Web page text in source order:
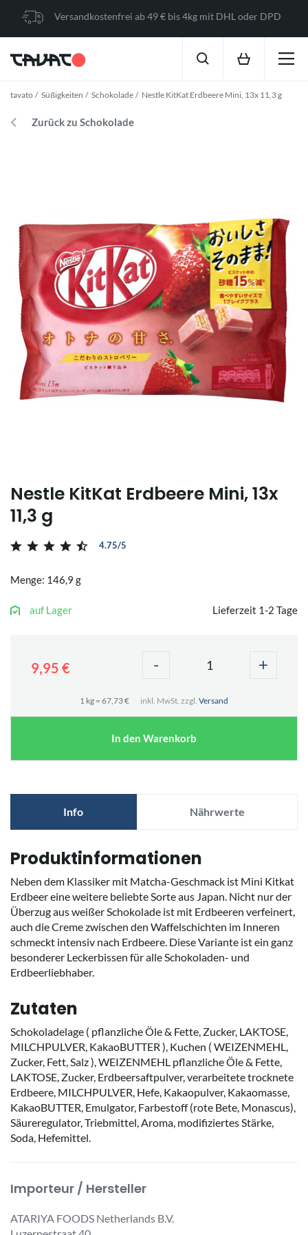
Versandkostenfrei ab 49 € bis 4kg mit DHL oder DPD
tavato Süßigkeiten Schokolade Nestle KitKat Erdbeere Mini, 13x 11,3 g
Zurück zu Schokolade
Nestle KitKat Erdbeere Mini, 13x
11,3 g
4.75/5
Menge: 146,9 g
auf Lager Lieferzeit 1-2 Tage
9,95 € - +
1 kg = 67,73 € inkl. MwSt. zzgl. Versand
In den Warenkorb
Info Nährwerte
Produktinformationen
Neben dem Klassiker mit Matcha-Geschmack ist Mini Kitkat
Erdbeer eine weitere beliebte Sorte aus Japan. Nicht nur der
Überzug aus weißer Schokolade ist mit Erdbeeren verfeinert,
auch die Creme zwischen den Waffelschichten im Inneren
schmeckt intensiv nach Erdbeere. Diese Variante ist ein ganz
besonderer Leckerbissen für alle Schokoladen- und
Erdbeerliebhaber.
Zutaten
Schokoladelage ( pflanzliche Öle & Fette, Zucker, LAKTOSE,
MILCHPULVER, KakaoBUTTER ), Kuchen ( WEIZENMEHL,
Zucker, Fett, Salz ), WEIZENMEHL pflanzliche Öle & Fette,
LAKTOSE, Zucker, Erdbeersaftpulver, verarbeitete trocknete
Erdbeere, MILCHPULVER, Hefe, Kakaopulver, Kakaomasse,
KakaoBUTTER, Emulgator, Farbestoff (rote Bete, Monascus),
Säureregulator, Triebmittel, Aroma, modifiziertes Stärke,
Soda, Hefemittel.
Importeur / Hersteller
ATARIYA FOODS Netherlands B.V.